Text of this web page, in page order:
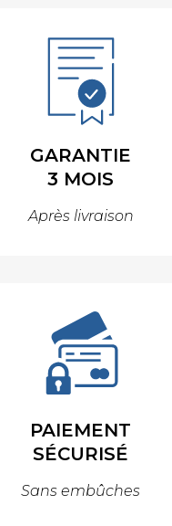
GARANTIE
3 MOIS
Après livraison
PAIEMENT
SÉCURISÉ
Sans embûches